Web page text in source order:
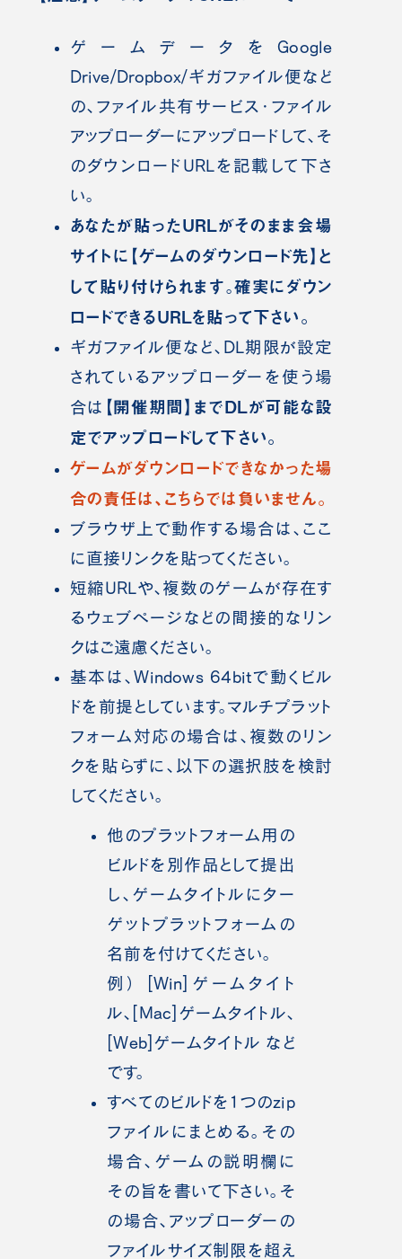
ゲームデータをGoogle
Drive/Dropbox/ギガファイル便など
の、ファイル共有サービス・ファイル
アップローダーにアップロードして、そ
のダウンロードURLを記載して下さ
い。
あなたが貼ったURLがそのまま会場
サイトに【ゲームのダウンロード先】と
して貼り付けられます。確実にダウン
ロードできるURLを貼って下さい。
ギガファイル便など、DL期限が設定
されているアップローダーを使う場
合は 【開催期間】までDLが可能な設
定でアップロードして下さい。
ゲームがダウンロードできなかった場
合の責任は、こちらでは負いません。
ブラウザ上で動作する場合は、ここ
に直接リンクを貼ってください。
短縮URLや、複数のゲームが存在す
るウェブページなどの間接的なリン
クはご遠慮ください。
基本は、Windows 64bitで動くビル
ドを前提としています。マルチプラット
フォーム対応の場合は、複数のリン
クを貼らずに、以下の選択肢を検討
してください。
他のプラットフォーム用の
ビルドを別作品として提出
し、ゲームタイトルにター
ゲットプラットフォームの
名前を付けてください。
例） [Win]ゲームタイト
ル、[Mac]ゲームタイトル、
[Web]ゲームタイトル など
です。
すべてのビルドを1つのzip
ファイルにまとめる。その
場合、ゲームの説明欄に
その旨を書いて下さい。そ
の場合、アップローダーの
ファイルサイズ制限を超え